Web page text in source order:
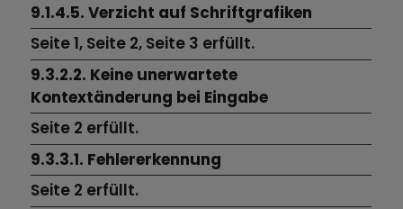
9.1.4.5. Verzicht auf Schriftgrafiken
Seite 1, Seite 2, Seite 3 erfüllt.
9.3.2.2. Keine unerwartete
Kontextänderung bei Eingabe
Seite 2 erfüllt.
9.3.3.1. Fehlererkennung
Seite 2 erfüllt.